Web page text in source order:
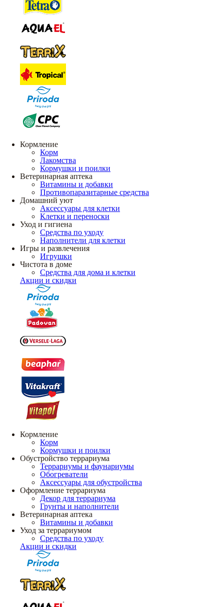
Кормление
Корм
Лакомства
Кормушки и поилки
Ветеринарная аптека
Витамины и добавки
Противопаразитарные средства
Домашний уют
Аксессуары для клетки
Клетки и переноски
Уход и гигиена
Средства по уходу
Наполнители для клетки
Игры и развлечения
Игрушки
Чистота в доме
Средства для дома и клетки
Акции и скидки
Кормление
Корм
Кормушки и поилки
Обустройство террариума
Террариумы и фаунариумы
Обогреватели
Аксессуары для обустройства
Оформление террариума
Декор для террариума
Грунты и наполнители
Ветеринарная аптека
Витамины и добавки
Уход за террариумом
Средства по уходу
Акции и скидки